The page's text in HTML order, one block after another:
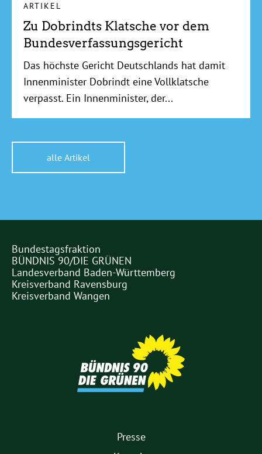
ARTIKEL
Zu Dobrindts Klatsche vor dem
Bundesverfassungsgericht
Das höchste Gericht Deutschlands hat damit
Innenminister Dobrindt eine Vollklatsche
verpasst. Ein Innenminister, der...
alle Artikel
Partner
Links
Bundestagsfraktion
BÜNDNIS 90/DIE GRÜNEN
Landesverband Baden-Württemberg
Kreisverband Ravensburg
Kreisverband Wangen
Presse